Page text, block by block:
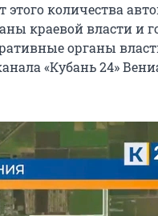
этого количества
краевой власти и
органы
«Кубань 24»